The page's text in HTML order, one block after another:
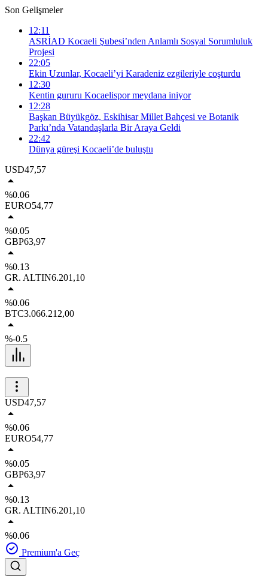
Son Gelişmeler
12:11
ASRİAD Kocaeli Şubesi’nden Anlamlı Sosyal Sorumluluk
Projesi
22:05
Ekin Uzunlar, Kocaeli’yi Karadeniz ezgileriyle coşturdu
12:30
Kentin gururu Kocaelispor meydana iniyor
12:28
Başkan Büyükgöz, Eskihisar Millet Bahçesi ve Botanik
Parkı’nda Vatandaşlarla Bir Araya Geldi
22:42
Dünya güreşi Kocaeli’de buluştu
USD47,57
%0.06
EURO54,77
%0.05
GBP63,97
%0.13
GR. ALTIN6.201,10
%0.06
BTC3.066.212,00
%-0.5
USD47,57
%0.06
EURO54,77
%0.05
GBP63,97
%0.13
GR. ALTIN6.201,10
%0.06
Premium'a Geç